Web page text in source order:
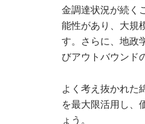
金調達状況が続く
能性があり、大規
す。さらに、地政
びアウトバウンド
よく考え抜かれた
を最大限活用し、
ょう。